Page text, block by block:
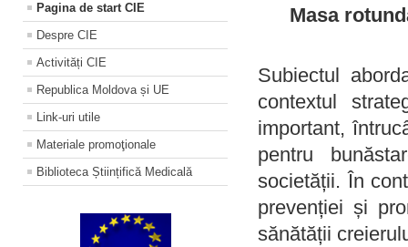
Pagina de start CIE
Despre CIE
Activități CIE
Republica Moldova și UE
Link-uri utile
Materiale promoţionale
Biblioteca Științifică Medicală
Masa
Subiectul
contextul
important,
pentru
societății. În
prevenției și
sănătății